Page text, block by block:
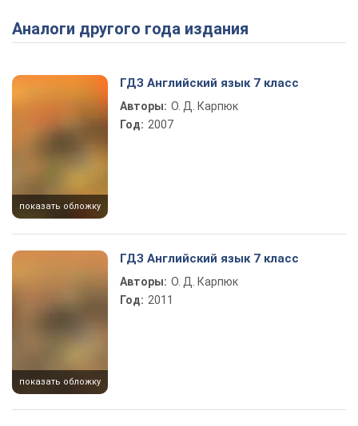
Play Video
Аналоги другого года издания
показать обложку
ГДЗ Английский язык 7 класс
Авторы: О. Д. Карпюк
Год: 2007
показать обложку
ГДЗ Английский язык 7 класс
Авторы: О. Д. Карпюк
Год: 2011